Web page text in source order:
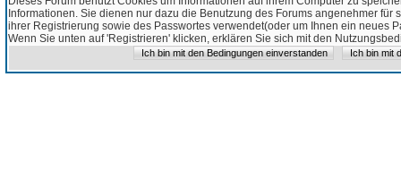
Informationen. Sie dienen nur dazu die Benutzung des Forums angenehmer
ihrer Registrierung sowie des Passwortes verwendet(oder um Ihnen ein neues
Wenn Sie unten auf 'Registrieren' klicken, erklären Sie sich mit den